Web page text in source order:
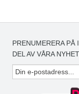
PRENUMERERA PÅ
DEL AV VÅRA